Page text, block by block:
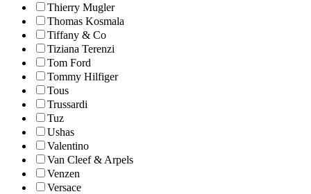
Thierry Mugler
Thomas Kosmala
Tiffany & Co
Tiziana Terenzi
Tom Ford
Tommy Hilfiger
Tous
Trussardi
Tuz
Ushas
Valentino
Van Cleef & Arpels
Venzen
Versace